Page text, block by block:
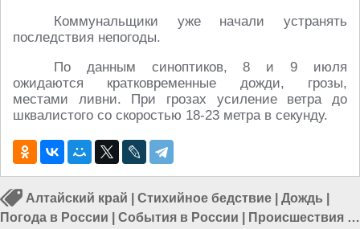
Коммунальщики уже начали устранять
последствия непогоды.
По данным синоптиков, 8 и 9 июля
ожидаются кратковременные дожди, грозы,
местами ливни. При грозах усиление ветра до
шквалистого со скоростью 18-23 метра в секунду.
Алтайский край Стихийное бедствие Дождь
Погода в России
События в России
Происшествия в